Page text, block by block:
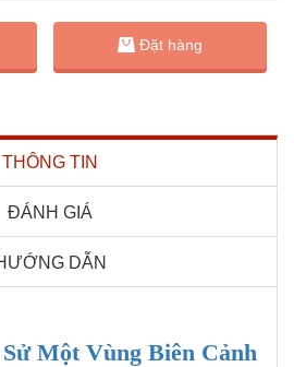
Đặt hàng
THÔNG TIN
ĐÁNH GIÁ
DẪN
Một Vùng Biên Cảnh